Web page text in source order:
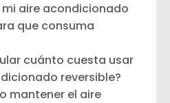
aire acondicionado
que consuma
cuánto cuesta usar
reversible?
mantener el aire